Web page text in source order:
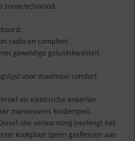
sonar/echolood.
radio en compleet
geweldige geluidskwaliteit.
voor maximaal comfort:
en elektrische ankerlier
manoeuvres kinderspel).
olie verwarming (verlengt het
kookplaat (geen gasflessen aan